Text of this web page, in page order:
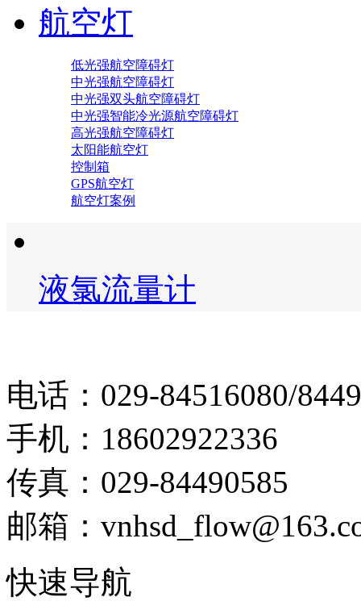
航空灯
低光强航空障碍灯
中光强航空障碍灯
中光强双头航空障碍灯
中光强智能冷光源航空障碍灯
高光强航空障碍灯
太阳能航空灯
控制箱
GPS航空灯
航空灯案例
液氯流量计
电话：029-84516080/
手机：18602922336
传真：029-84490585
邮箱：
快速导航